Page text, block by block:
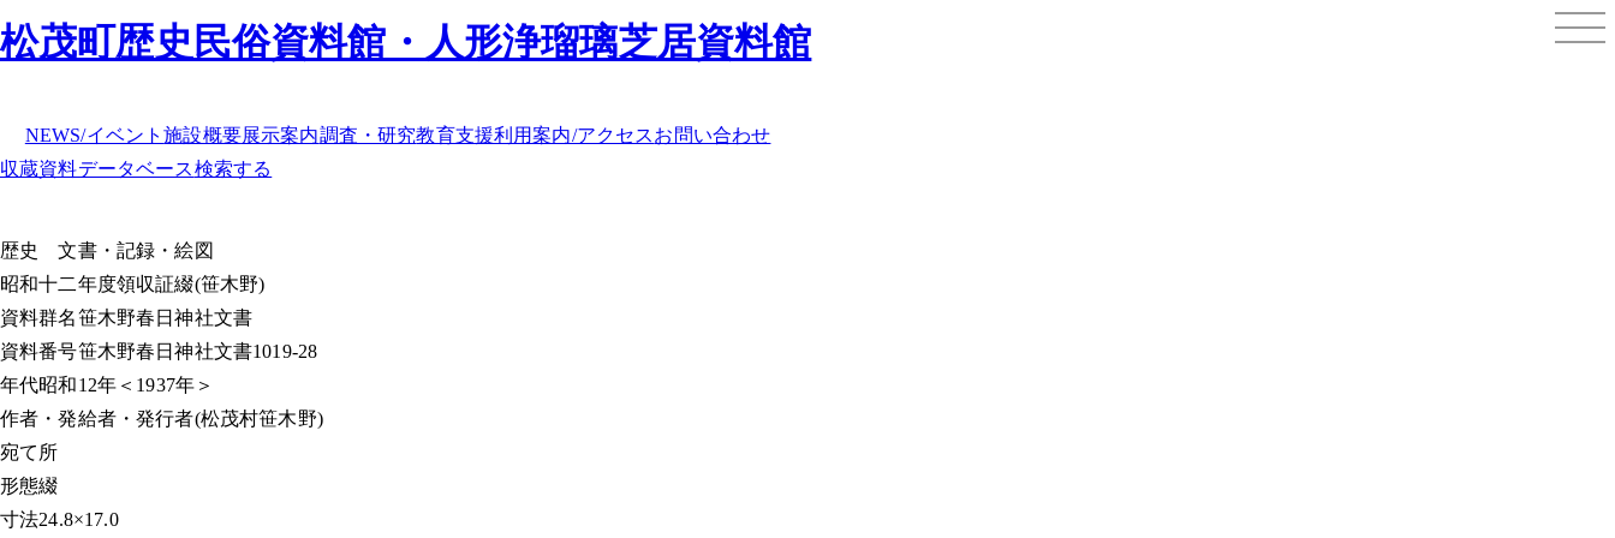
松茂町歴史民俗資料館・人形浄瑠璃芝居資料館
NEWS/イベント施設概要展示案内調査・研究教育支援利用案内/アクセスお問い合わせ
収蔵資料データベース検索する
歴史
文書・記録・絵図
昭和十二年度領収証綴(笹木野)
資料群名笹木野春日神社文書
資料番号笹木野春日神社文書1019-28
年代昭和12年＜1937年＞
作者・発給者・発行者(松茂村笹木野)
宛て所
形態綴
寸法24.8×17.0